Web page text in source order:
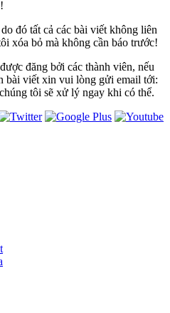
đó tất cả các bài viết không liên
xóa bỏ mà không cần báo trước!
đăng bởi các thành viên, nếu
bài viết xin vui lòng gửi email tới:
tôi sẽ xử lý ngay khi có thể.